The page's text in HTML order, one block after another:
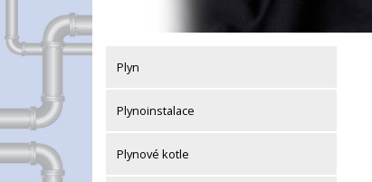
Plyn
Plynoinstalace
Plynové kotle